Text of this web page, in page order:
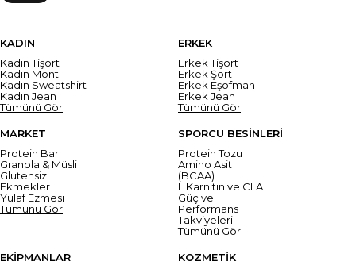
KADIN
Kadın Tişört
Kadın Mont
Kadın Sweatshirt
Kadın Jean
Tümünü Gör
ERKEK
Erkek Tişört
Erkek Şort
Erkek Eşofman
Erkek Jean
Tümünü Gör
MARKET
Protein Bar
Granola & Müsli
Glutensiz
Ekmekler
Yulaf Ezmesi
Tümünü Gör
SPORCU BESİNLERİ
Protein Tozu
Amino Asit
(BCAA)
L Karnitin ve CLA
Güç ve
Performans
Takviyeleri
Tümünü Gör
EKİPMANLAR
KOZMETİK